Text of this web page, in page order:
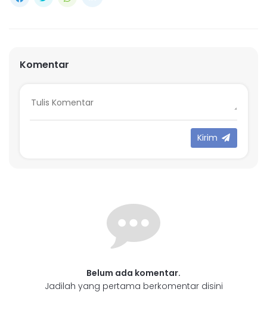
Komentar
Kirim
Belum ada komentar.
Jadilah yang pertama berkomentar disini